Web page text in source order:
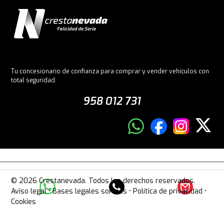
Tu concesionario de confianza para comprar y vender vehículos con
total seguridad.
958 012 731
© 2026 Crestanevada. Todos los derechos reservados.
Aviso legal•Bases legales sorteos •Política de privacidad •
Cookies